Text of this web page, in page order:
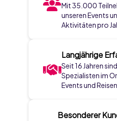
Mit 35.000
unseren Events
Aktivitäten pro
Langjährige
Seit 16 Jahren
Spezialisten im
Events und Reisen
Besonderer